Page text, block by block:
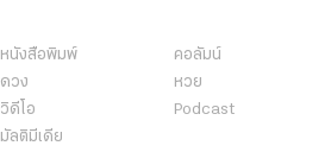
หนังสือพิมพ์
คอลัมน์
ดวง
หวย
วิดีโอ
Podcast
มัลติมีเดีย